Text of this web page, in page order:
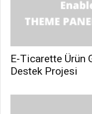
E-Ticarette Ürün
Destek Projesi